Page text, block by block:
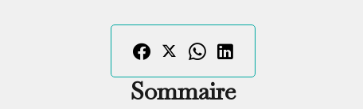
Sommaire